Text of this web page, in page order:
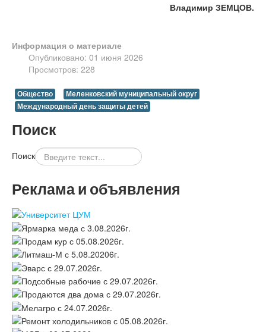
Владимир ЗЕМЦОВ.
Информация о материале
Опубликовано: 01 июня 2026
Просмотров: 228
Общество
Меленковский муниципальный округ
Международный день защиты детей
Поиск
Поиск
Реклама и объявления